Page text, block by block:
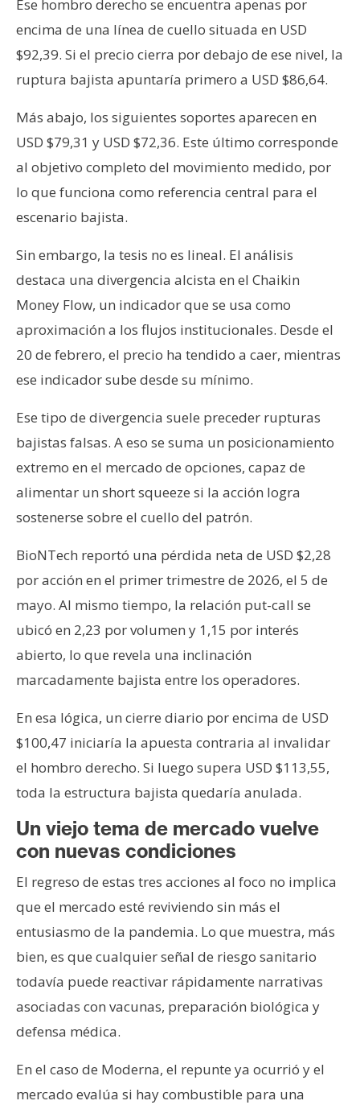
Ese hombro derecho se encuentra apenas por
encima de una línea de cuello situada en USD
$92,39. Si el precio cierra por debajo de ese nivel, la
ruptura bajista apuntaría primero a USD $86,64.
Más abajo, los siguientes soportes aparecen en
USD $79,31 y USD $72,36. Este último corresponde
al objetivo completo del movimiento medido, por
lo que funciona como referencia central para el
escenario bajista.
Sin embargo, la tesis no es lineal. El análisis
destaca una divergencia alcista en el Chaikin
Money Flow, un indicador que se usa como
aproximación a los flujos institucionales. Desde el
20 de febrero, el precio ha tendido a caer, mientras
ese indicador sube desde su mínimo.
Ese tipo de divergencia suele preceder rupturas
bajistas falsas. A eso se suma un posicionamiento
extremo en el mercado de opciones, capaz de
alimentar un short squeeze si la acción logra
sostenerse sobre el cuello del patrón.
BioNTech reportó una pérdida neta de USD $2,28
por acción en el primer trimestre de 2026, el 5 de
mayo. Al mismo tiempo, la relación put-call se
ubicó en 2,23 por volumen y 1,15 por interés
abierto, lo que revela una inclinación
marcadamente bajista entre los operadores.
En esa lógica, un cierre diario por encima de USD
$100,47 iniciaría la apuesta contraria al invalidar
el hombro derecho. Si luego supera USD $113,55,
toda la estructura bajista quedaría anulada.
Un viejo tema de mercado vuelve
con nuevas condiciones
El regreso de estas tres acciones al foco no implica
que el mercado esté reviviendo sin más el
entusiasmo de la pandemia. Lo que muestra, más
bien, es que cualquier señal de riesgo sanitario
todavía puede reactivar rápidamente narrativas
asociadas con vacunas, preparación biológica y
defensa médica.
En el caso de Moderna, el repunte ya ocurrió y el
mercado evalúa si hay combustible para una